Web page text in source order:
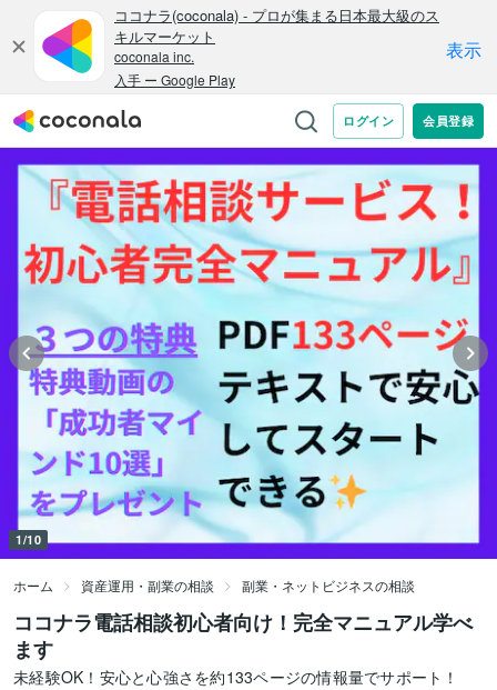
1/10
ホーム 資産運用・副業の相談 副業・ネットビジネスの相談
ココナラ電話相談初心者向け！完全マニュアル学べ
ます
未経験OK！安心と心強さを約133ページの情報量でサポート！